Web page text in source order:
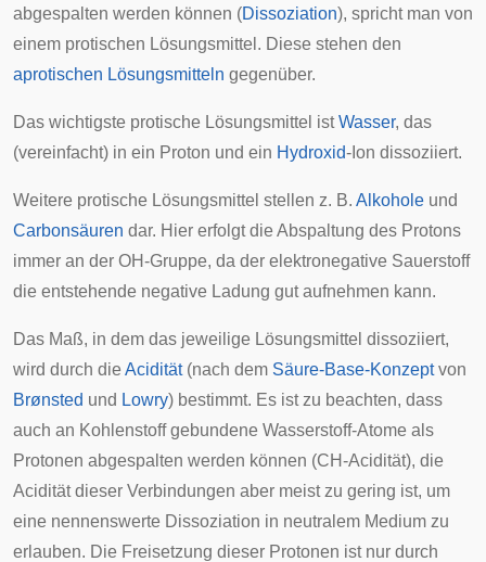
abgespalten werden können (Dissoziation), spricht man von
einem protischen Lösungsmittel. Diese stehen den
aprotischen Lösungsmitteln gegenüber.
Das wichtigste protische Lösungsmittel istWasser, das
(vereinfacht) in ein Proton und ein Hydroxid-Ion dissoziiert.
Weitere protische Lösungsmittel stellen z. B. Alkohole und
Carbonsäuren dar. Hier erfolgt die Abspaltung des Protons
immer an der OH-Gruppe, da der elektronegative Sauerstoff
die entstehende negative Ladung gut aufnehmen kann.
Das Maß, in dem das jeweilige Lösungsmittel dissoziiert,
wird durch die Acidität(nach dem Säure-Base-Konzeptvon
Brønsted und Lowry) bestimmt. Es ist zu beachten, dass
auch an Kohlenstoff gebundene Wasserstoff-Atome als
Protonen abgespalten werden können (CH-Acidität), die
Acidität dieser Verbindungen aber meist zu gering ist, um
eine nennenswerte Dissoziation in neutralem Medium zu
erlauben. Die Freisetzung dieser Protonen ist nur durch